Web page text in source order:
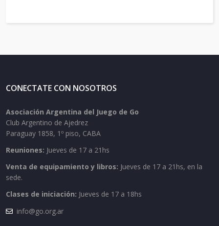
CONECTATE CON NOSOTROS
Asociación Argentina del Juego de Go
Club Argentino de Ajedrez
Paraguay 1858, 1º piso, CABA
Reuniones: Jueves de 17 a 21hs
Venta de equipamiento y libros: Jueves de 17 a 21hs, en la
sede.
Clases de iniciación: Jueves de 17 a 18hs
info@go.org.ar